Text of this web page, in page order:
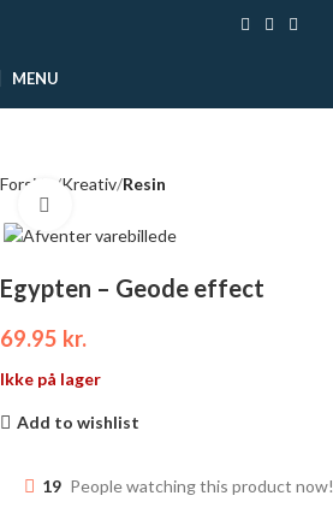
MENU
Forside Kreativ Resin
Egypten – Geode effect
69.95 kr.
Ikke på lager
Add to wishlist
19 People watching this product now!